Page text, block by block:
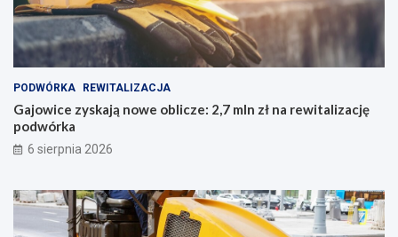
PODWÓRKA REWITALIZACJA
Gajowice zyskają nowe oblicze: 2,7 mln zł na rewitalizację
podwórka
6 sierpnia 2026